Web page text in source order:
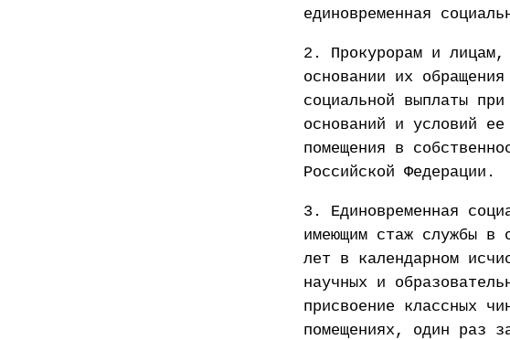
единовременная
2. Прокурорам и лицам,
основании их
социальной выплаты
оснований и условий
помещения в
Российской Федерации.
3. Единовременная
имеющим стаж службы в
лет в календарном
научных и
присвоение классных
помещениях, один раз